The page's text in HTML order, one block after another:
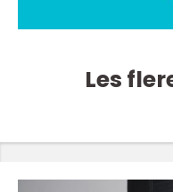
Les